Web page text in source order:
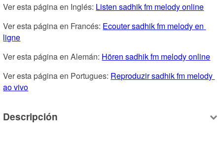
Ver esta página en Inglés: Listen sadhik fm melody online
Ver esta página en Francés: Ecouter sadhik fm melody en
ligne
Ver esta página en Alemán: Hören sadhik fm melody online
Ver esta página en Portugues: Reproduzir sadhik fm melody
ao vivo
Descripción